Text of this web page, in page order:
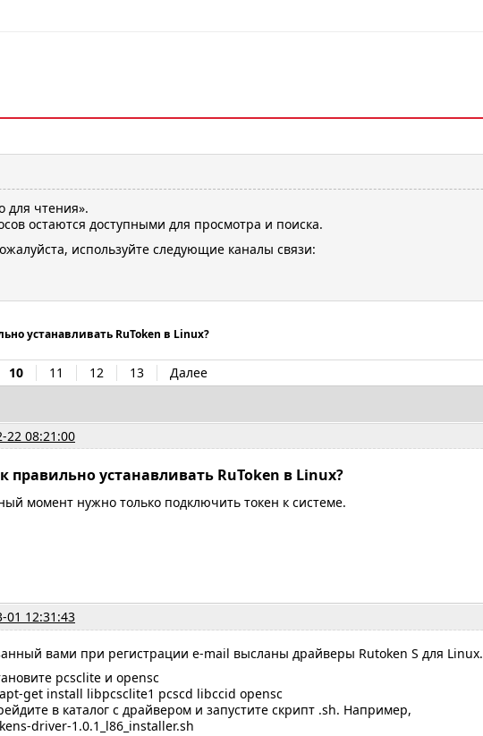
для чтения».
остаются доступными для просмотра и поиска.
используйте следующие каналы связи:
устанавливать RuToken в Linux?
10 11 12 13 Далее
22 08:21:00
правильно устанавливать RuToken в Linux?
момент нужно только подключить токен к системе.
01 12:31:43
вами при регистрации e-mail высланы драйверы Rutoken S для Linux.
pcsclite и opensc
get install libpcsclite1 pcscd libccid opensc
в каталог с драйвером и запустите скрипт .sh. Например,
driver-1.0.1_l86_installer.sh